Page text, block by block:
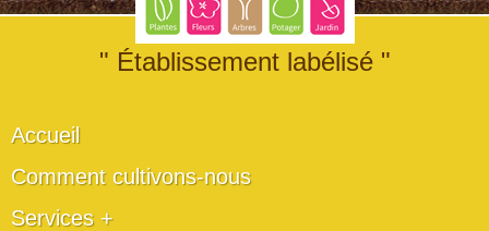
" Établissement labélisé "
Accueil
Comment cultivons-nous
Services +